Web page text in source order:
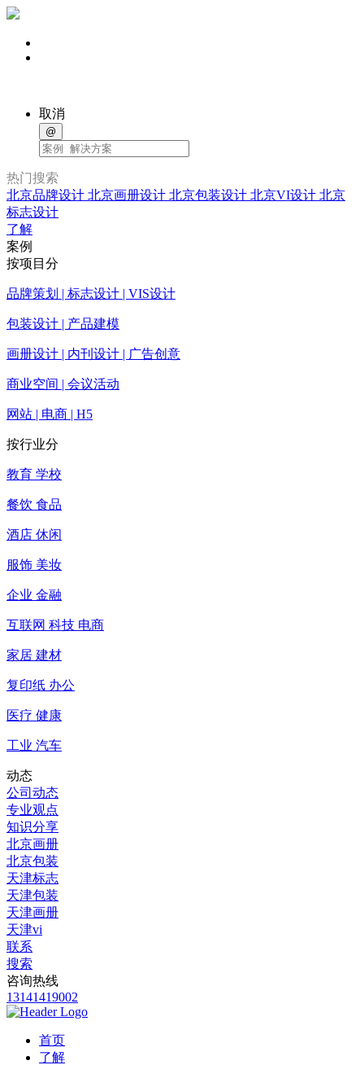
取消
@
热门搜索
北京品牌设计 北京画册设计 北京包装设计 北京VI设计 北京
标志设计
了解
案例
按项目分
品牌策划 | 标志设计 | VIS设计
包装设计 | 产品建模
画册设计 | 内刊设计 | 广告创意
商业空间 | 会议活动
网站 | 电商 | H5
按行业分
教育 学校
餐饮 食品
酒店 休闲
服饰 美妆
企业 金融
互联网 科技 电商
家居 建材
复印纸 办公
医疗 健康
工业 汽车
动态
公司动态
专业观点
知识分享
北京画册
北京包装
天津标志
天津包装
天津画册
天津vi
联系
搜索
咨询热线
13141419002
首页
了解